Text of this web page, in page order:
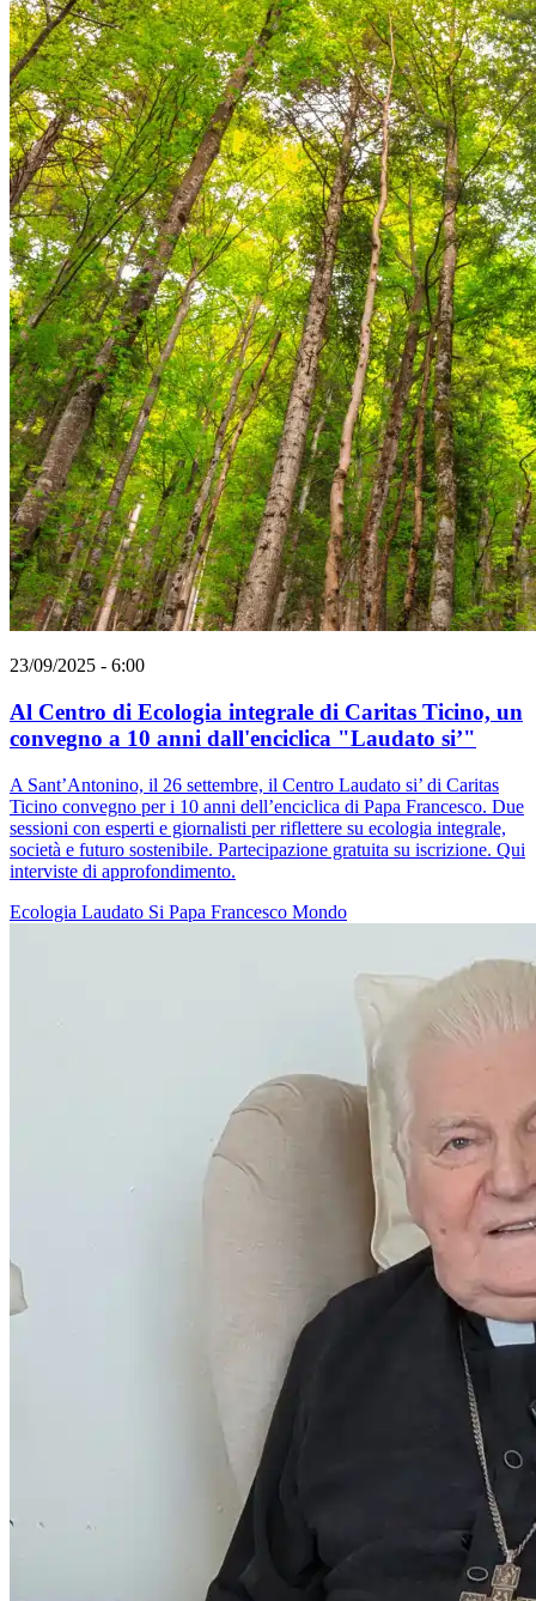
23/09/2025 - 6:00
Al Centro di Ecologia integrale di Caritas Ticino, un
convegno a 10 anni dall'enciclica "Laudato si’"
A Sant’Antonino, il 26 settembre, il Centro Laudato si’ di Caritas
Ticino convegno per i 10 anni dell’enciclica di Papa Francesco. Due
sessioni con esperti e giornalisti per riflettere su ecologia integrale,
società e futuro sostenibile. Partecipazione gratuita su iscrizione. Qui
interviste di approfondimento.
Ecologia Laudato Si Papa Francesco Mondo